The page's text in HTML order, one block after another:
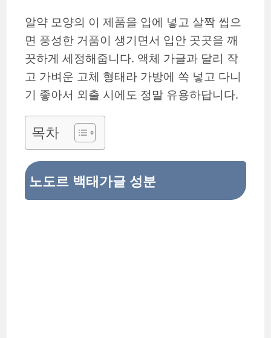
알약 모양의 이 제품을 입에 넣고 살짝 씹으
면 풍성한 거품이 생기면서 입안 곳곳을 깨
끗하게 세정해줍니다. 액체 가글과 달리 작
고 가벼운 고체 형태라 가방에 쏙 넣고 다니
기 좋아서 외출 시에도 정말 유용하답니다.
목차
노도르 백태가글 성분